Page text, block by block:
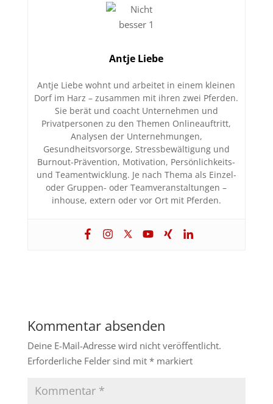
Antje Liebe
Antje Liebe wohnt und arbeitet in einem kleinen
Dorf im Harz – zusammen mit ihren zwei Pferden.
Sie berät und coacht Unternehmen und
Privatpersonen zu den Themen Onlineauftritt,
Analysen der Unternehmungen,
Gesundheitsvorsorge, Stressbewältigung und
Burnout-Prävention, Motivation, Persönlichkeits-
und Teamentwicklung. Je nach Thema als Einzel-
oder Gruppen- oder Teamveranstaltungen –
inhouse, extern oder vor Ort mit Pferden.
Kommentar absenden
Deine E-Mail-Adresse wird nicht veröffentlicht.
Erforderliche Felder sind mit *markiert